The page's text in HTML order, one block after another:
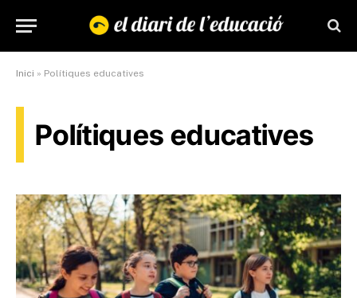
Inici » Polítiques educatives
Polítiques educatives